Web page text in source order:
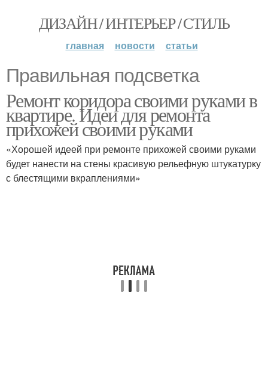
ДИЗАЙН / ИНТЕРЬЕР / СТИЛЬ
главная новости статьи
Правильная подсветка
Ремонт коридора своими руками в
квартире. Идеи для ремонта
прихожей своими руками
«Хорошей идеей при ремонте прихожей своими руками
будет нанести на стены красивую рельефную штукатурку
с блестящими вкраплениями»